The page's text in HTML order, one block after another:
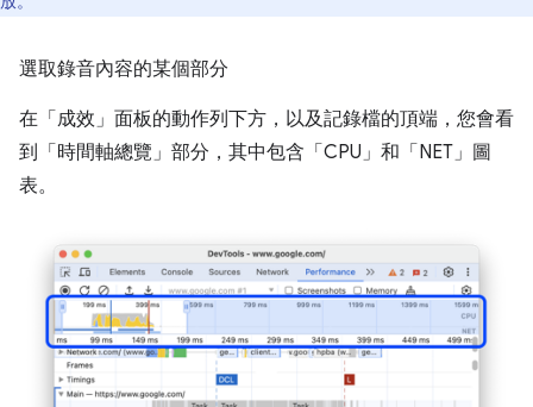
選取錄音內容的某個部分
在「成效」 面板的動作列下方，以及記錄檔的頂端，您會看
到「時間軸總覽」 部分，其中包含「CPU」 和「NET」 圖
表。